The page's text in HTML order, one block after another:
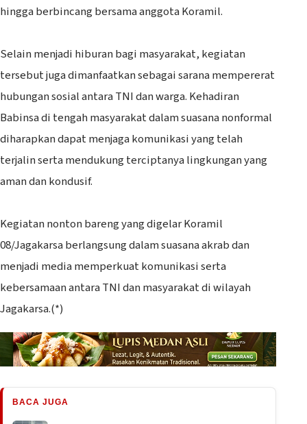
hingga berbincang bersama anggota Koramil.
‎Selain menjadi hiburan bagi masyarakat, kegiatan
tersebut juga dimanfaatkan sebagai sarana mempererat
hubungan sosial antara TNI dan warga. Kehadiran
Babinsa di tengah masyarakat dalam suasana nonformal
diharapkan dapat menjaga komunikasi yang telah
terjalin serta mendukung terciptanya lingkungan yang
aman dan kondusif.
‎Kegiatan nonton bareng yang digelar Koramil
08/Jagakarsa berlangsung dalam suasana akrab dan
menjadi media memperkuat komunikasi serta
kebersamaan antara TNI dan masyarakat di wilayah
Jagakarsa.(*)
BACA JUGA